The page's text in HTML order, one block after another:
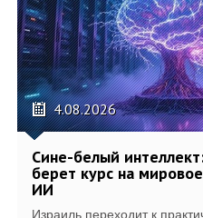
4.08.2026
Сине-белый
берет курс на
ИИ
Израиль переходит к